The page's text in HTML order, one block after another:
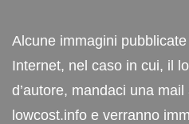
Alcune immagini
Internet, nel caso in cui, il
d’autore, mandaci una
lowcost.info e verranno